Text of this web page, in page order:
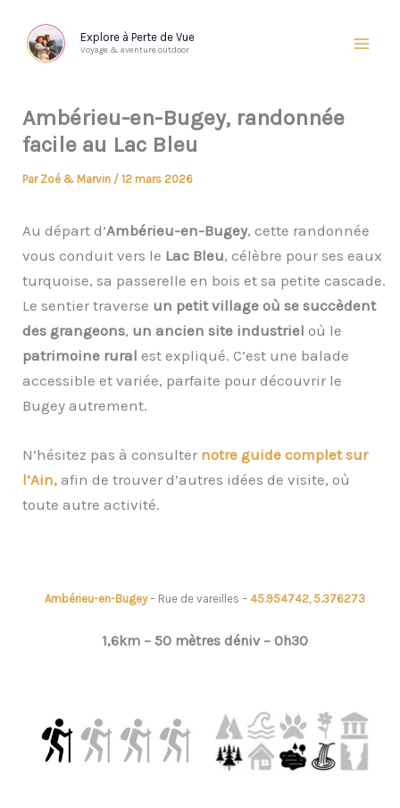
contenu
Explore à Perte de Vue
Voyage & aventure outdoor
Ambérieu-en-Bugey, randonnée
facile au Lac Bleu
Par Zoé & Marvin / 12 mars 2026
Au départ d’Ambérieu-en-Bugey, cette randonnée
vous conduit vers le Lac Bleu, célèbre pour ses eaux
turquoise, sa passerelle en bois et sa petite cascade.
Le sentier traverse un petit village où se succèdent
des grangeons, un ancien site industriel où le
patrimoine rural est expliqué. C’est une balade
accessible et variée, parfaite pour découvrir le
Bugey autrement.
N’hésitez pas à consulter notre guide complet sur
l’Ain, afin de trouver d’autres idées de visite, où
toute autre activité.
Ambérieu-en-Bugey– Rue de vareilles – 45.954742, 5.376273
1,6km – 50 mètres déniv – 0h30